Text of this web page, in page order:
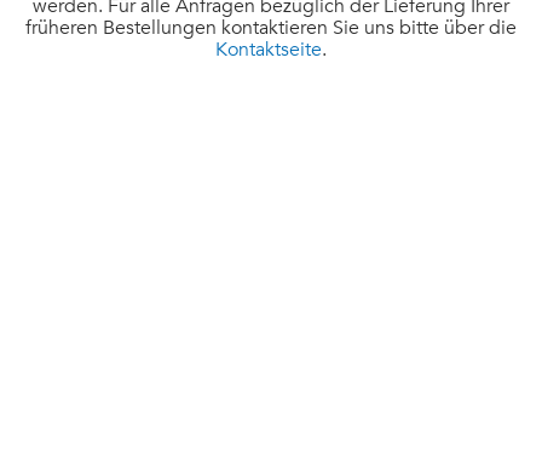
werden. Für alle Anfragen bezüglich der Lieferung Ihrer
früheren Bestellungen kontaktieren Sie uns bitte über die
Kontaktseite.